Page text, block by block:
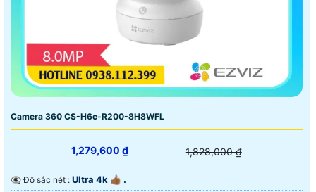
Camera 360 CS-H6c-R200-8H8WFL
1,279,600 ₫ 1,828,000 ₫
👁️‍🗨 Độ sắc nét : Ultra 4k 👍🏾 .